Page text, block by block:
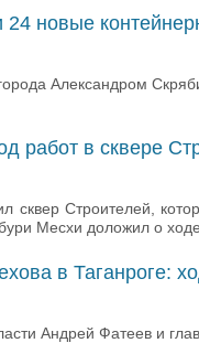
24 новые
города Александром
работ в сквере
сквер Строителей,
Месхи доложил о
в Таганроге:
Андрей Фатеев и